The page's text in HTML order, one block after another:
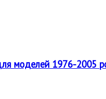
моделей 1976-2005